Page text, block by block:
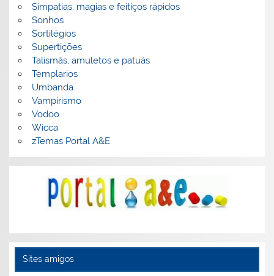
Simpatias, magias e feitiços rápidos
Sonhos
Sortilégios
Supertições
Talismãs, amuletos e patuás
Templarios
Umbanda
Vampirismo
Vodoo
Wicca
zTemas Portal A&E
Sites amigos